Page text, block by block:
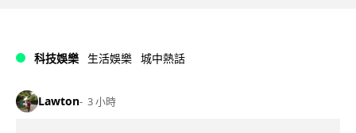
科技娛樂 生活娛樂 城中熱話
Lawton 3 小時